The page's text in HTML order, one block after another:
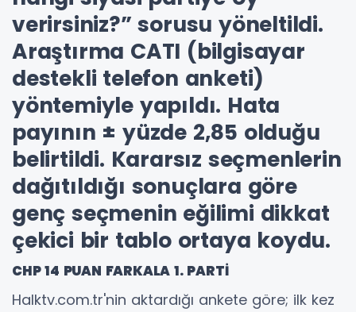
verirsiniz?” sorusu yöneltildi.
Araştırma CATI (bilgisayar
destekli telefon anketi)
yöntemiyle yapıldı. Hata
payının ± yüzde 2,85 olduğu
belirtildi. Kararsız seçmenlerin
dağıtıldığı sonuçlara göre
genç seçmenin eğilimi dikkat
çekici bir tablo ortaya koydu.
CHP 14 PUAN FARKALA 1. PARTİ
Halktv.com.tr'nin aktardığı ankete göre; ilk kez